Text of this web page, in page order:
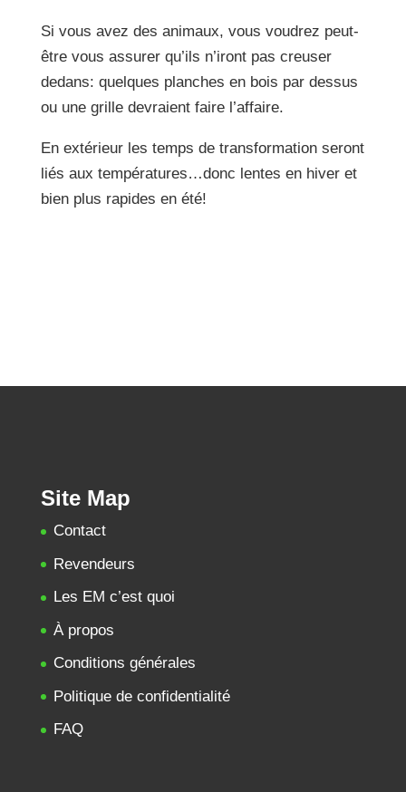
Si vous avez des animaux, vous voudrez peut-
être vous assurer qu’ils n’iront pas creuser
dedans: quelques planches en bois par dessus
ou une grille devraient faire l’affaire.
En extérieur les temps de transformation seront
liés aux températures…donc lentes en hiver et
bien plus rapides en été!
Site Map
Contact
Revendeurs
Les EM c’est quoi
À propos
Conditions générales
Politique de confidentialité
FAQ